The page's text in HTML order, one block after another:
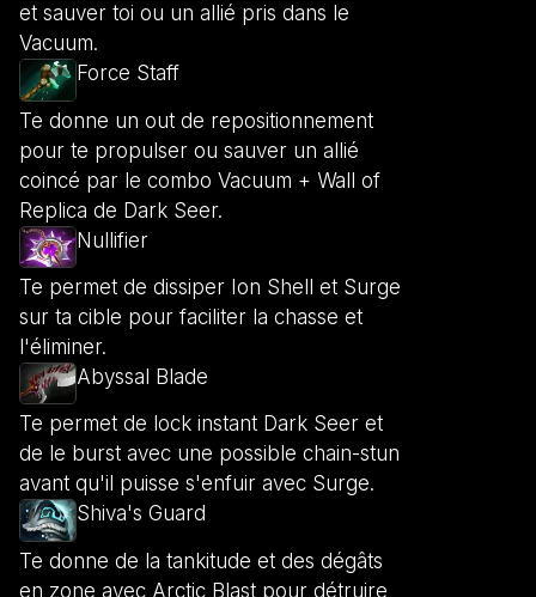
et sauver toi ou un allié pris dans le
Vacuum.
Force Staff
Te donne un out de repositionnement
pour te propulser ou sauver un allié
coincé par le combo Vacuum + Wall of
Replica de Dark Seer.
Nullifier
Te permet de dissiper Ion Shell et Surge
sur ta cible pour faciliter la chasse et
l'éliminer.
Abyssal Blade
Te permet de lock instant Dark Seer et
de le burst avec une possible chain-stun
avant qu'il puisse s'enfuir avec Surge.
Shiva's Guard
Te donne de la tankitude et des dégâts
en zone avec Arctic Blast pour détruire